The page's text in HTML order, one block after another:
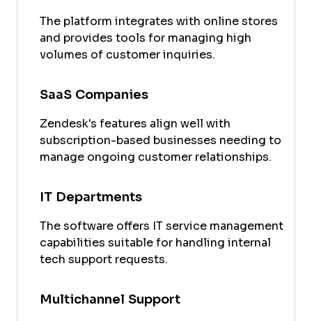
The platform integrates with online stores
and provides tools for managing high
volumes of customer inquiries.
SaaS Companies
Zendesk's features align well with
subscription-based businesses needing to
manage ongoing customer relationships.
IT Departments
The software offers IT service management
capabilities suitable for handling internal
tech support requests.
Multichannel Support